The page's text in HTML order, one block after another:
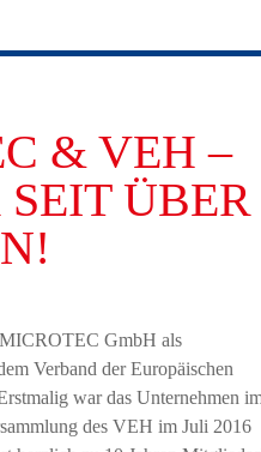
& VEH –
SEIT ÜBER
GmbH als
Verband der Europäischen
war das Unternehmen
des VEH im Juli 2016